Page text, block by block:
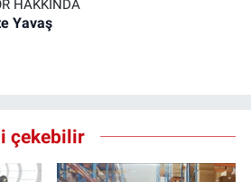
HAKKINDA
Yavaş
çekebilir